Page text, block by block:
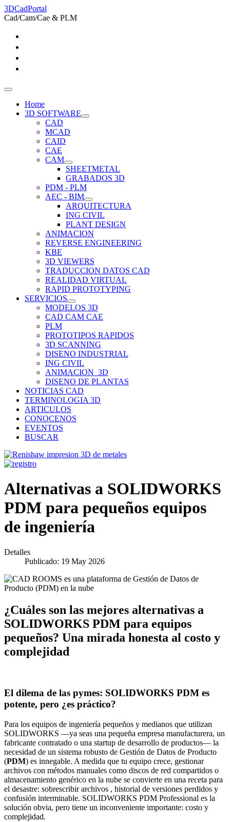
3DCadPortal
Cad/Cam/Cae & PLM
Home
3D SOFTWARE
CAD
MCAD
CAID
CAE
CAM
SHEETMETAL
GRABADOS 3D
PDM - PLM
AEC - BIM
ARQUITECTURA
ING CIVIL
PLANT DESIGN
ANIMACION
REVERSE ENGINEERING
KBE
3D VIEWERS
TRADUCCION DATOS CAD
REALIDAD VIRTUAL
RAPID PROTOTYPING
SERVICIOS
MODELOS 3D
CAD CAM CAE
PLM
PROTOTIPOS RAPIDOS
3D SCANNING
DISENO INDUSTRIAL
ING CIVIL
ANIMACION_3D
DISENO DE PLANTAS
NOTICIAS CAD
TERMINOLOGIA 3D
ARTICULOS
CONOCENOS
EVENTOS
BUSCAR
Alternativas a SOLIDWORKS
PDM para pequeños equipos
de ingeniería
Detalles
Publicado: 19 May 2026
¿Cuáles son las mejores alternativas a
SOLIDWORKS PDM para equipos
pequeños? Una mirada honesta al costo y
complejidad
El dilema de las pymes: SOLIDWORKS PDM es
potente, pero ¿es práctico?
Para los equipos de ingeniería pequeños y medianos que utilizan
SOLIDWORKS —ya seas una pequeña empresa manufacturera, un
fabricante contratado o una startup de desarrollo de productos— la
necesidad de un sistema robusto de Gestión de Datos de Producto
(PDM) es innegable. A medida que tu equipo crece, gestionar
archivos con métodos manuales como discos de red compartidos o
almacenamiento genérico en la nube se convierte en una receta para
el desastre: sobrescribir archivos , historial de versiones perdidos y
confusión interminable. SOLIDWORKS PDM Professional es la
solución obvia, pero tiene un inconveniente importante: costo y
complejidad.